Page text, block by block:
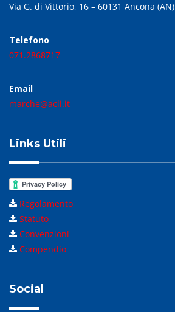
Via G. di Vittorio, 16 – 60131 Ancona (AN)
Telefono
071.2868717
Email
marche@acli.it
Links Utili
Regolamento
Statuto
Convenzioni
Compendio
Social